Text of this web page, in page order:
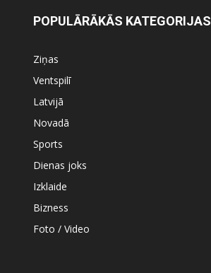
POPULĀRĀKĀS KATEGORIJAS
Ziņas
Ventspilī
Latvijā
Novadā
Sports
Dienas joks
Izklaide
Bizness
Foto / Video